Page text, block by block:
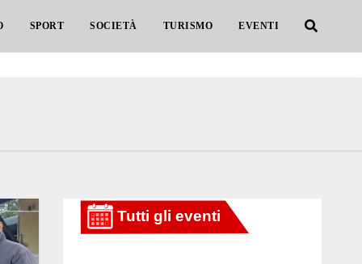
SPORT SOCIETÀ TURISMO EVENTI